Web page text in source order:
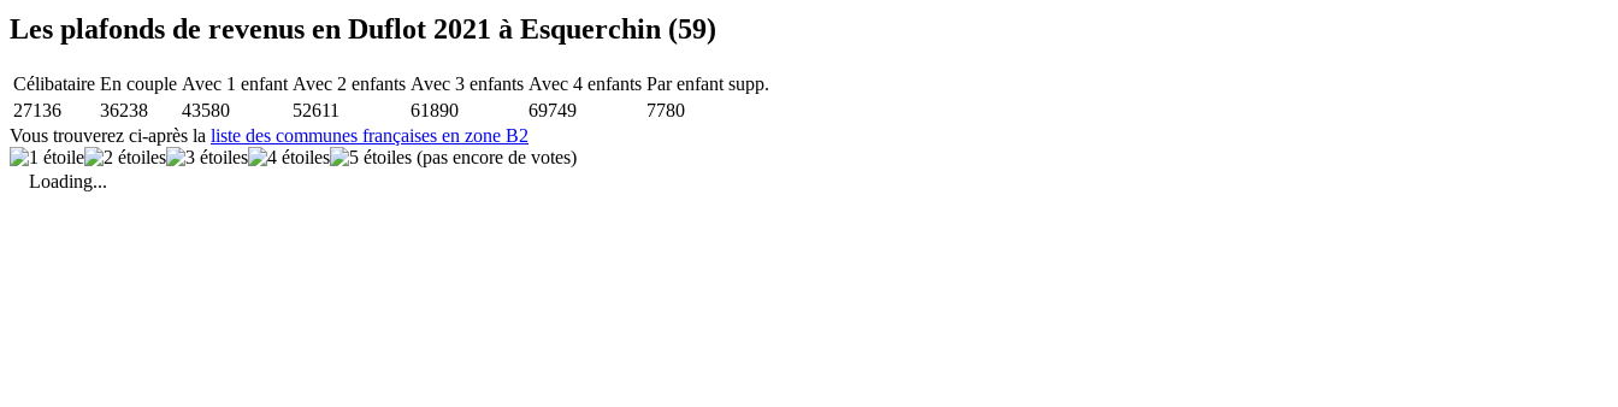
Les plafonds de revenus en Duflot 2021 à Esquerchin (59)
Célibataire En couple Avec 1 enfant Avec 2 enfants Avec 3 enfants Avec 4 enfants Par enfant supp.
27136
36238 43580 52611 61890 69749
7780
Vous trouverez ci-après la liste des communes françaises en zone B2
(pas encore de votes)
Loading...